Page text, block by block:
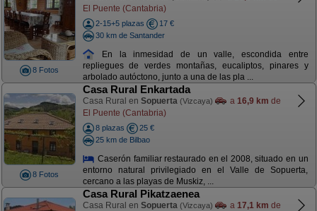
8 Fotos
El Puente (Cantabria)
2-15+5 plazas
17 €
30 km de Santander
En la inmesidad de un valle, escondida entre
repliegues de verdes montañas, eucaliptos, pinares y
arbolado autóctono, junto a una de las pla ...
8 Fotos
Casa Rural Enkartada
Casa Rural en Sopuerta (Vizcaya) a 16,9 km de
El Puente (Cantabria)
8 plazas
25 €
25 km de Bilbao
Caserón familiar restaurado en el 2008, situado en un
entorno natural privilegiado en el Valle de Sopuerta,
cercano a las playas de Muskiz, ...
Casa Rural Pikatzaenea
Casa Rural en Sopuerta (Vizcaya) a 17,1 km de